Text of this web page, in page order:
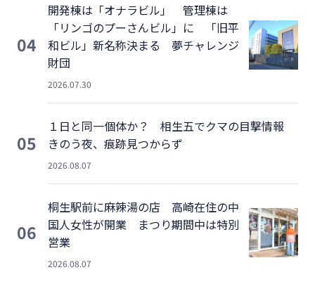
04
開発棟は「オナラビル」 管理棟は
「リンゴのプーさんビル」に 「旧平
和ビル」新名称決まる 夢チャレンジ
財団
2026.07.30
05
１日と同一個体か？ 相生五でクマの目撃情報
きのう夜、痕跡見つからず
2026.08.07
06
桐生駅前に麻辣湯の店 高崎在住の中
国人女性が開業 まつり期間中は特別
営業
2026.08.07